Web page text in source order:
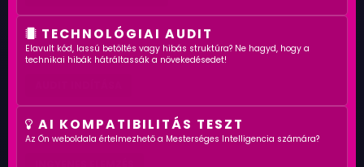
TECHNOLÓGIAI AUDIT
Elavult kód, lassú betöltés vagy hibás struktúra? Ne hagyd, hogy a
technikai hibák hátráltassák a növekedésedet!
AI KOMPATIBILITÁS TESZT
Az Ön weboldala értelmezhető a Mesterséges Intelligencia számára?